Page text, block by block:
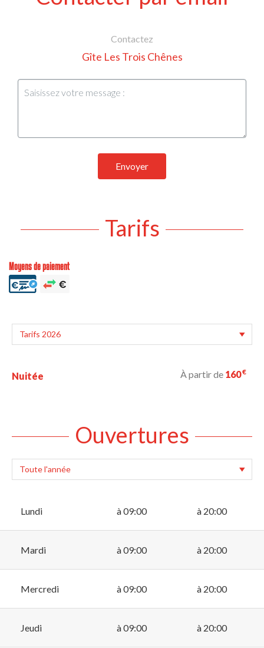
Contactez
Gîte Les Trois Chênes
Envoyer
Tarifs
Moyens de paiement
Nuitée À partir de 160€
Ouvertures
Lundi à 09:00 à 20:00
Mardi à 09:00 à 20:00
Mercredi à 09:00 à 20:00
Jeudi à 09:00 à 20:00